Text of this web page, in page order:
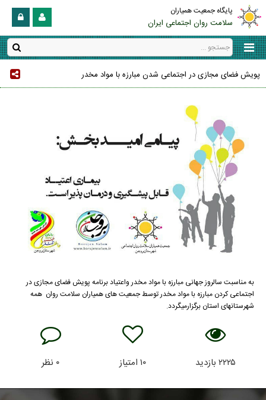
پایگاه جمعیت همیاران
سلامت روان اجتماعی ایران
پویش فضای مجازی در اجتماعی شدن مبارزه با مواد مخدر
به مناسبت سالروز جهانی مبارزه با مواد مخدر واعتیاد برنامه پویش فضای مجازی در
اجتماعی کردن مبارزه با مواد مخدر توسط جمعیت های همیاران سلامت روان همه
شهرستانهای استان برگزارمیگردد.
۲۲۲۵ بازدید ۱۰امتیاز ۰ نظر